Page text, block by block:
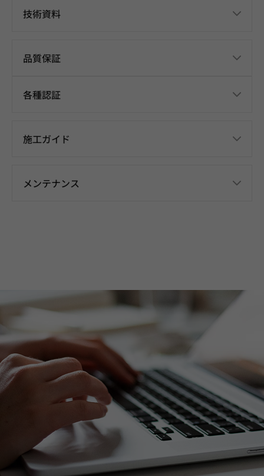
技術資料
品質保証
各種認証
施工ガイド
メンテナンス